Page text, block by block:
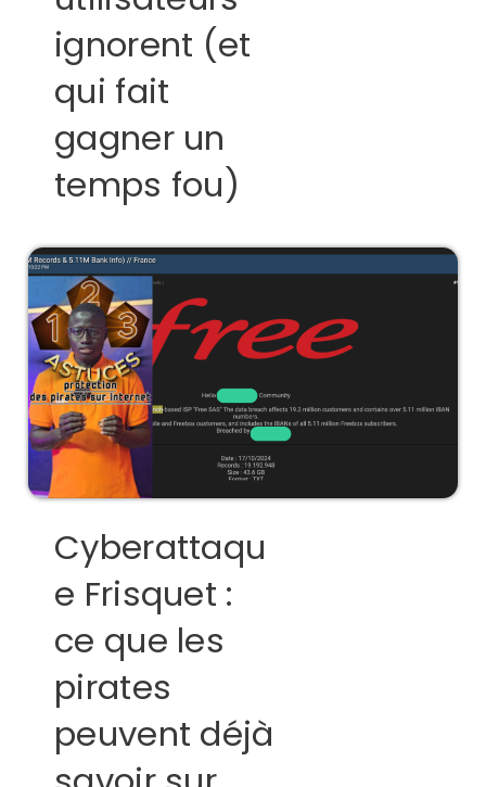
ignorent (et
qui fait
gagner un
temps fou)
Cyberattaqu
e Frisquet :
ce que les
pirates
peuvent déjà